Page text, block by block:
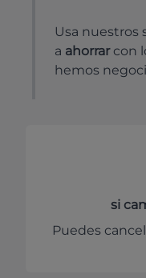
Usa nuestros
a ahorrar con
hemos
si
Puedes